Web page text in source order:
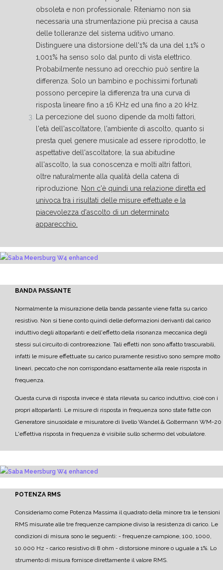
obsoleta e non professionale. Riteniamo non sia
necessaria una strumentazione più precisa a causa
delle tolleranze del sistema uditivo umano.
Distinguere una distorsione dell'1% da una del 1,1% o
1,001% ha senso solo dal punto di vista elettrico.
Probabilmente nessuno ad orecchio può sentire la
differenza. Solo un bambino e pochissimi fortunati
possono percepire la differenza tra una curva di
risposta lineare fino a 16 KHz ed una fino a 20 kHz.
La percezione del suono dipende da molti fattori,
l'età dell'ascoltatore, l'ambiente di ascolto, quanto si
presta quel genere musicale ad essere riprodotto, le
aspettative dell'ascoltatore, la sua abitudine
all'ascolto, la sua conoscenza e molti altri fattori,
oltre naturalmente alla qualità della catena di
riproduzione. Non c'è quindi una relazione diretta ed
univoca tra i risultati delle misure effettuate e la
piacevolezza d'ascolto di un determinato
apparecchio.
BANDA PASSANTE
Normalmente la misurazione della banda passante viene fatta su carico
resistivo. Non si tiene conto quindi delle deformazioni derivanti dal carico
induttivo degli altoparlanti e dell'effetto della risonanza meccanica degli
stessi sul circuito di controreazione. Tali effetti non sono affatto trascurabili,
infatti le misure effettuate su carico puramente resistivo sono sempre molto
lineari, peccato che non corrispondano esattamente alla reale risposta in
frequenza.
Questa curva di risposta invece è stata rilevata su carico induttivo, cioè con i
propri altoparlanti. Le misure di risposta in frequenza sono state fatte con
Generatore sinusoidale e misuratore di livello Wandel & Goltermann WM-20
L'effettiva risposta in frequenza è visibile sullo schermo del vobulatore.
POTENZA RMS
Consideriamo come Potenza Massima il quadrato della minore tra le tensioni
RMS misurate alle tre frequenze campione diviso la resistenza di carico. Le
condizioni di misura sono le seguenti: - frequenze campione, 100, 1000,
10.000 Hz - carico resistivo di 8 ohm - distorsione minore o uguale a 1%. Lo
strumento di misura fornisce direttamente il valore RMS.